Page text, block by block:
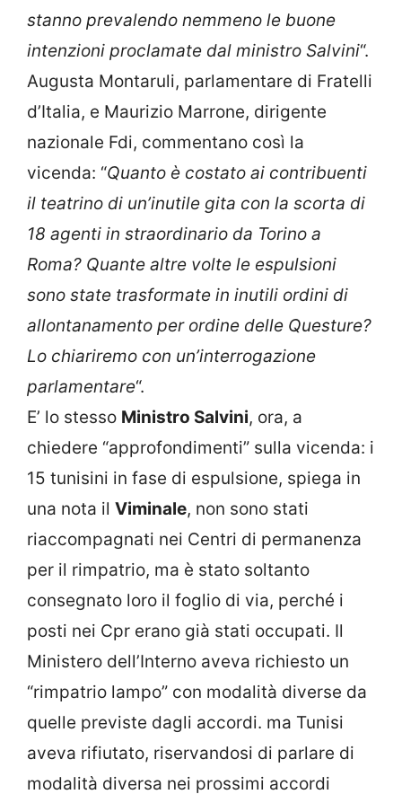
stanno prevalendo nemmeno le buone
intenzioni proclamate dal ministro Salvini“.
Augusta Montaruli, parlamentare di Fratelli
d’Italia, e Maurizio Marrone, dirigente
nazionale Fdi, commentano così la
vicenda: “Quanto è costato ai contribuenti
il teatrino di un’inutile gita con la scorta di
18 agenti in straordinario da Torino a
Roma? Quante altre volte le espulsioni
sono state trasformate in inutili ordini di
allontanamento per ordine delle Questure?
Lo chiariremo con un’interrogazione
parlamentare“.
E’ lo stesso Ministro Salvini, ora, a
chiedere “approfondimenti” sulla vicenda: i
15 tunisini in fase di espulsione, spiega in
una nota il Viminale, non sono stati
riaccompagnati nei Centri di permanenza
per il rimpatrio, ma è stato soltanto
consegnato loro il foglio di via, perché i
posti nei Cpr erano già stati occupati. Il
Ministero dell’Interno aveva richiesto un
“rimpatrio lampo” con modalità diverse da
quelle previste dagli accordi. ma Tunisi
aveva rifiutato, riservandosi di parlare di
modalità diversa nei prossimi accordi